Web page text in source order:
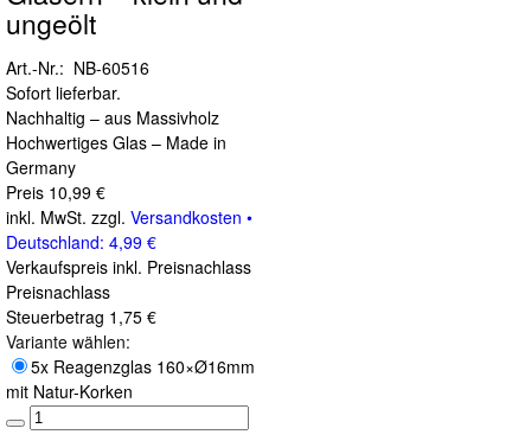
ungeölt
Art.-Nr.: NB-60516
Sofort lieferbar.
Nachhaltig – aus Massivholz
Hochwertiges Glas – Made in
Germany
Preis 10,99 €
inkl. MwSt. zzgl. Versandkosten •
Deutschland: 4,99 €
Verkaufspreis inkl. Preisnachlass
Preisnachlass
Steuerbetrag 1,75 €
Variante wählen:
5x Reagenzglas 160×Ø16mm
mit Natur-Korken